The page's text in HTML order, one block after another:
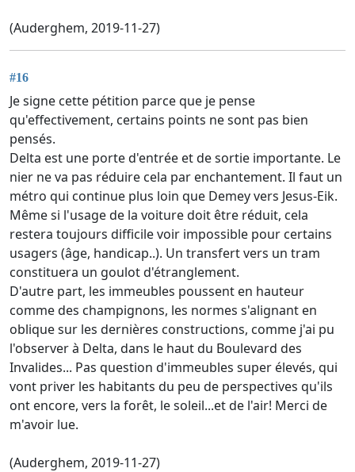
(Auderghem, 2019-11-27)
#16
Je signe cette pétition parce que je pense
qu'effectivement, certains points ne sont pas bien
pensés.
Delta est une porte d'entrée et de sortie importante. Le
nier ne va pas réduire cela par enchantement. Il faut un
métro qui continue plus loin que Demey vers Jesus-Eik.
Même si l'usage de la voiture doit être réduit, cela
restera toujours difficile voir impossible pour certains
usagers (âge, handicap..). Un transfert vers un tram
constituera un goulot d'étranglement.
D'autre part, les immeubles poussent en hauteur
comme des champignons, les normes s'alignant en
oblique sur les dernières constructions, comme j'ai pu
l'observer à Delta, dans le haut du Boulevard des
Invalides... Pas question d'immeubles super élevés, qui
vont priver les habitants du peu de perspectives qu'ils
ont encore, vers la forêt, le soleil...et de l'air! Merci de
m'avoir lue.
(Auderghem, 2019-11-27)